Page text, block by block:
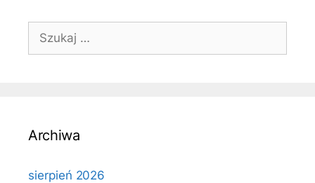
Szukaj:
Archiwa
sierpień 2026